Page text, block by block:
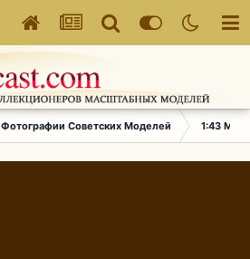
Фотографии Советских Моделей 1:43